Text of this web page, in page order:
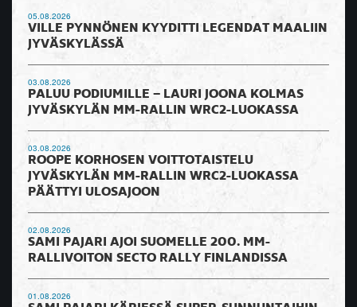
05.08.2026
VILLE PYNNÖNEN KYYDITTI LEGENDAT MAALIIN
JYVÄSKYLÄSSÄ
03.08.2026
PALUU PODIUMILLE – LAURI JOONA KOLMAS
JYVÄSKYLÄN MM-RALLIN WRC2-LUOKASSA
03.08.2026
ROOPE KORHOSEN VOITTOTAISTELU
JYVÄSKYLÄN MM-RALLIN WRC2-LUOKASSA
PÄÄTTYI ULOSAJOON
02.08.2026
SAMI PAJARI AJOI SUOMELLE 200. MM-
RALLIVOITON SECTO RALLY FINLANDISSA
01.08.2026